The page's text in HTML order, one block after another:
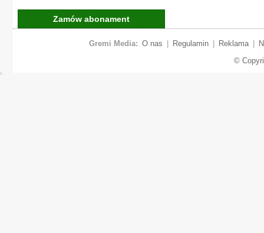
Zamów abonament
Gremi Media: O nas Regulamin Reklama
©